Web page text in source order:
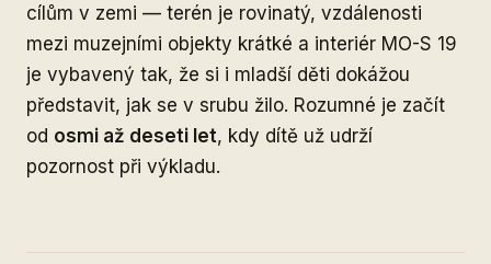
cílům v zemi — terén je rovinatý, vzdálenosti
mezi muzejními objekty krátké a interiér MO-S 19
je vybavený tak, že si i mladší děti dokážou
představit, jak se v srubu žilo. Rozumné je začít
od osmi až deseti let, kdy dítě už udrží
pozornost při výkladu.